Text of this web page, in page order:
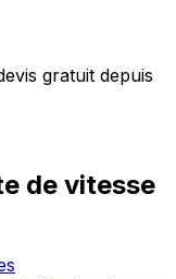
gratuit depuis
de vitesse